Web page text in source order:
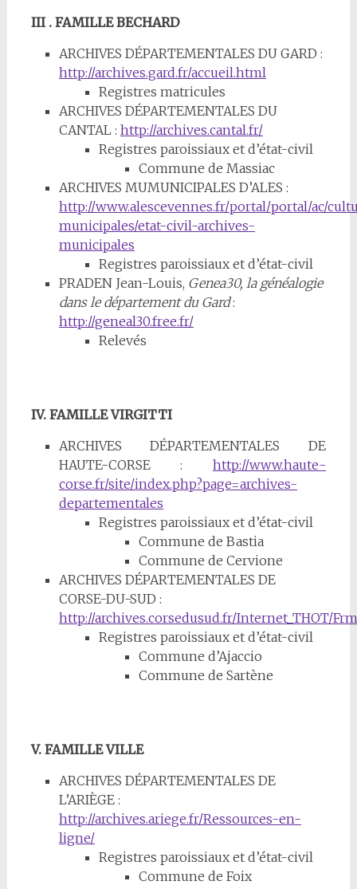
III . FAMILLE BECHARD
ARCHIVES DÉPARTEMENTALES DU GARD :
http://archives.gard.fr/accueil.html
Registres matricules
ARCHIVES DÉPARTEMENTALES DU
CANTAL : http://archives.cantal.fr/
Registres paroissiaux et d’état-civil
Commune de Massiac
ARCHIVES MUMUNICIPALES D’ALES :
http://www.alescevennes.fr/portal/portal/ac/
municipales/etat-civil-archives-
municipales
Registres paroissiaux et d’état-civil
PRADEN Jean-Louis, Genea30, la généalogie
dans le département du Gard:
http://geneal30.free.fr/
Relevés
IV. FAMILLE VIRGITTI
ARCHIVES DÉPARTEMENTALES DE
HAUTE-CORSE :http://www.haute-
corse.fr/site/index.php?page=archives-
departementales
Registres paroissiaux et d’état-civil
Commune de Bastia
Commune de Cervione
ARCHIVES DÉPARTEMENTALES DE
CORSE-DU-SUD :
http://archives.corsedusud.fr/Internet_THOT/
Registres paroissiaux et d’état-civil
Commune d’Ajaccio
Commune de Sartène
V. FAMILLE VILLE
ARCHIVES DÉPARTEMENTALES DE
L’ARIÈGE :
http://archives.ariege.fr/Ressources-en-
ligne/
Registres paroissiaux et d’état-civil
Commune de Foix